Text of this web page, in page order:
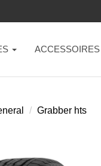
ACCESSOIRES
Grabber hts